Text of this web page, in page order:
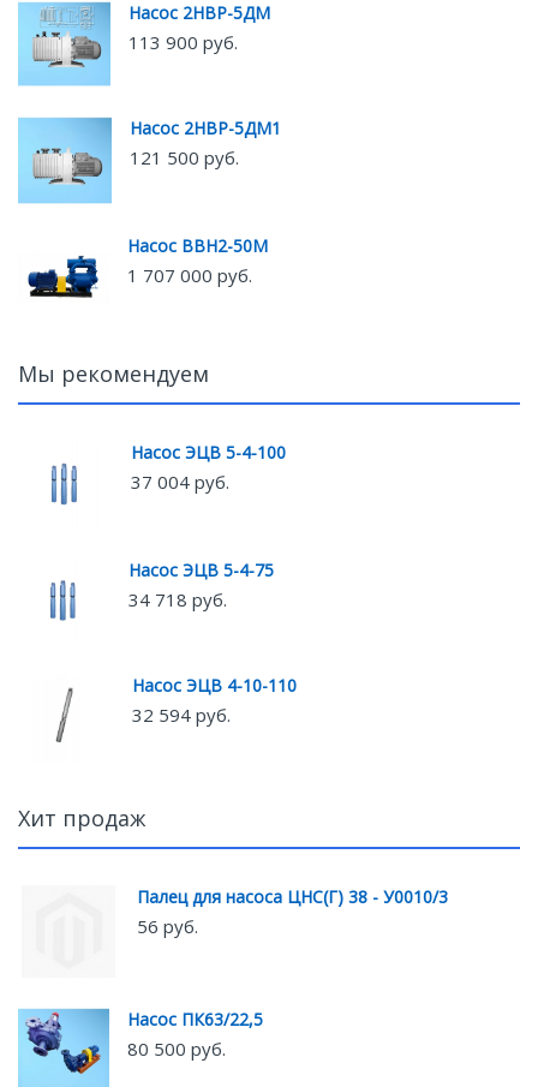
Насос 2НВР-5ДМ
113 900 руб.
Насос 2НВР-5ДМ1
121 500 руб.
Насос ВВН2-50М
1 707 000 руб.
Мы рекомендуем
Насос ЭЦВ 5-4-100
37 004 руб.
Насос ЭЦВ 5-4-75
34 718 руб.
Насос ЭЦВ 4-10-110
32 594 руб.
Хит продаж
Палец для насоса ЦНС(Г) 38 - У0010/3
56 руб.
Насос ПК63/22,5
80 500 руб.